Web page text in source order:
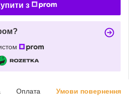
з
Оплата Умови повернення